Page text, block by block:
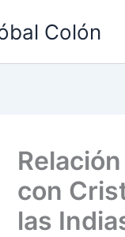
Colón
con
las